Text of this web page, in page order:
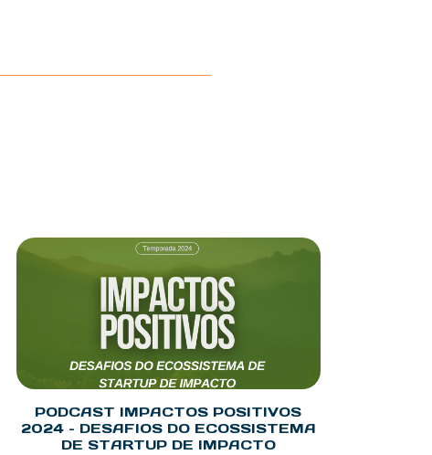
PODCAST IMPACTOS POSITIVOS
2024 – DESAFIOS DO ECOSSISTEMA
DE STARTUP DE IMPACTO